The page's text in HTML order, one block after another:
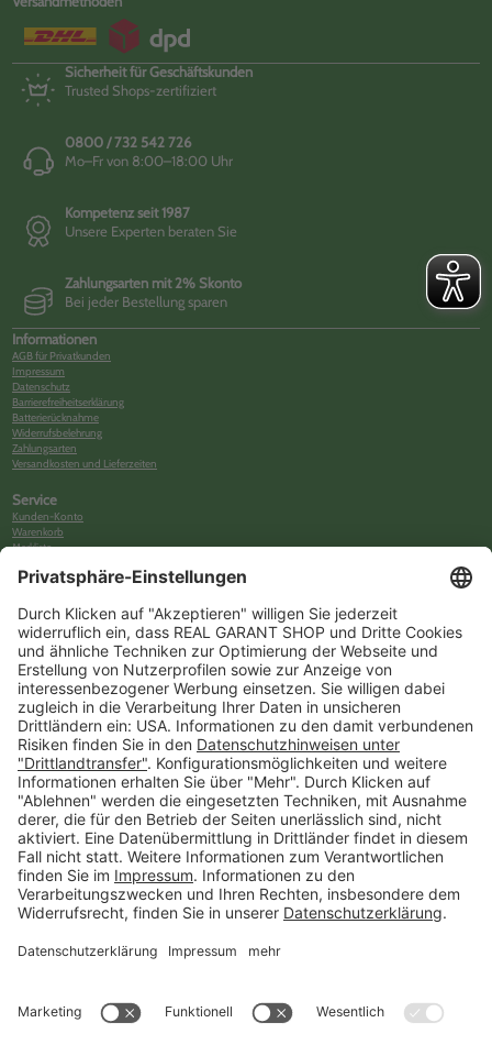
Sicherheit für Geschäftskunden
Trusted Shops-zertifiziert
0800 / 732 542 726
Mo–Fr von 8:00–18:00 Uhr
Kompetenz seit 1987
Unsere Experten beraten Sie
Zahlungsarten mit 2% Skonto
Bei jeder Bestellung sparen
Informationen
AGB für Privatkunden
Impressum
Datenschutz
Barrierefreiheitserklärung
Batterierücknahme
Widerrufsbelehrung
Zahlungsarten
Versandkosten und Lieferzeiten
Service
Kunden-Konto
Warenkorb
Merkliste
Newsletter
FAQs
Über uns
Kategorien
Betriebsorganisation (52)
Schlüsselorganisation (140)
Reifenorganisation (35)
Werkstattorganisation (166)
Preisauszeichnung und Preisdisplays (35)
Formulare KFZ und Werkstatt (34)
Kennzeichenhalter (49)
KFZ-Verkauf und KFZ-Präsentation (19)
Aussenwerbung (47)
Prospektpräsentation, Infosysteme (29)
Werbeartikel und Give-Aways (212)
SALES OFF (14)
Ausgezeichnet